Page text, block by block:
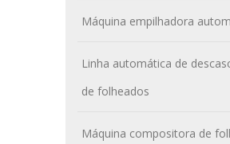
Máquina empilhadora
Linha automática de
de folheados
Máquina compositora de